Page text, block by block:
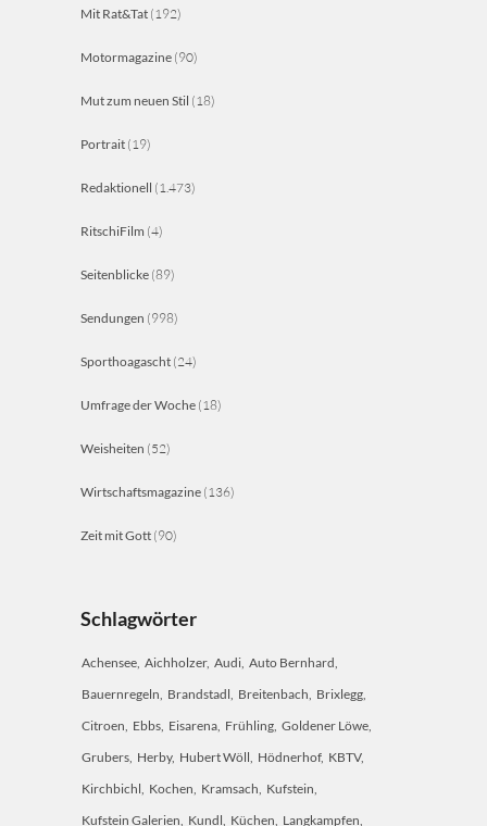
Mit Rat&Tat (192)
Motormagazine (90)
Mut zum neuen Stil (18)
Portrait (19)
Redaktionell (1.473)
RitschiFilm (4)
Seitenblicke (89)
Sendungen (998)
Sporthoagascht (24)
Umfrage der Woche (18)
Weisheiten (52)
Wirtschaftsmagazine (136)
Zeit mit Gott (90)
Schlagwörter
Achensee Aichholzer Audi Auto Bernhard
Bauernregeln Brandstadl Breitenbach Brixlegg
Citroen Ebbs Eisarena Frühling Goldener Löwe
Grubers Herby Hubert Wöll Hödnerhof KBTV
Kirchbichl Kochen Kramsach Kufstein
Kufstein Galerien Kundl Küchen Langkampfen